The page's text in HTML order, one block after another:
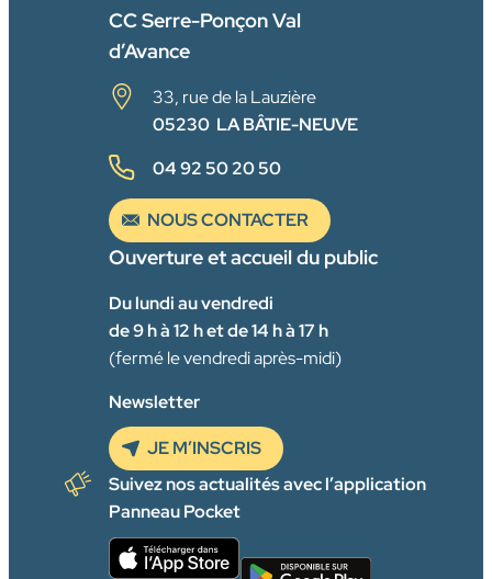
CC Serre-Ponçon Val
d’Avance
33, rue de la Lauzière
05230 LA BÂTIE-NEUVE
04 92 50 20 50
NOUS CONTACTER
Ouverture et accueil du public
Du lundi au vendredi
de 9 h à 12 h et de 14 h à 17 h
(fermé le vendredi après-midi)
Newsletter
JE M’INSCRIS
Suivez nos actualités avec l’application
Panneau Pocket